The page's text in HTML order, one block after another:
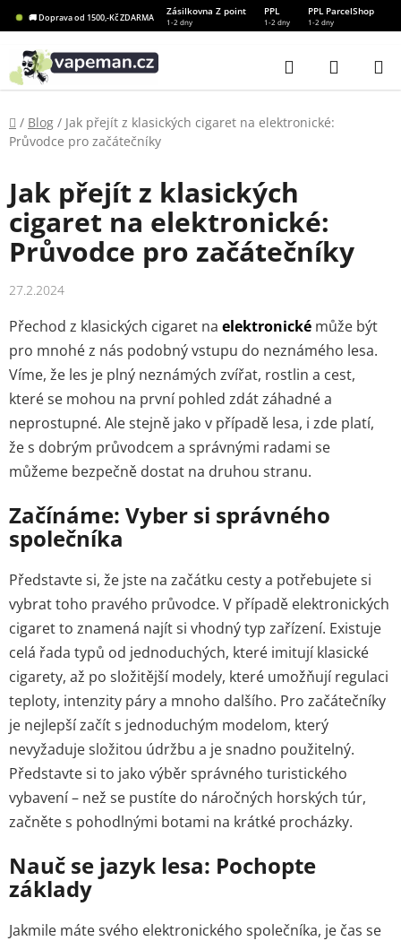
Přejít
na
obsah
🚚 Doprava od 1500,-Kč ZDARMA
Zásilkovna Z point PPL PPL ParcelShop
1-2 dny 1-2 dny 1-2 dny
Hledat
KOŠÍK
Domů
/ Blog / Jak přejít z klasických cigaret na elektronické:
Průvodce pro začátečníky
Jak přejít z klasických
cigaret na elektronické:
Průvodce pro začátečníky
27.2.2024
Přechod z klasických cigaret na elektronické může být
pro mnohé z nás podobný vstupu do neznámého lesa.
Víme, že les je plný neznámých zvířat, rostlin a cest,
které se mohou na první pohled zdát záhadné a
neprostupné. Ale stejně jako v případě lesa, i zde platí,
že s dobrým průvodcem a správnými radami se
můžeme bezpečně dostat na druhou stranu.
Začínáme: Vyber si správného
společníka
Představte si, že jste na začátku cesty a potřebujete si
vybrat toho pravého průvodce. V případě elektronických
cigaret to znamená najít si vhodný typ zařízení. Existuje
celá řada typů od jednoduchých, které imitují klasické
cigarety, až po složitější modely, které umožňují regulaci
teploty, intenzity páry a mnoho dalšího. Pro začátečníky
je nejlepší začít s jednoduchým modelom, který
nevyžaduje složitou údržbu a je snadno použitelný.
Představte si to jako výběr správného turistického
vybavení – než se pustíte do náročných horských túr,
začněte s pohodlnými botami na krátké procházky.
Nauč se jazyk lesa: Pochopte
základy
Jakmile máte svého elektronického společníka, je čas se